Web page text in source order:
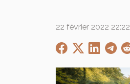
22 février 2022 22:22